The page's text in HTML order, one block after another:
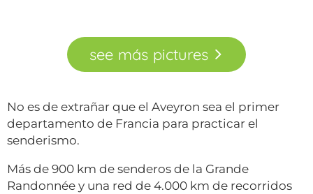
see más pictures
No es de extrañar que el Aveyron sea el primer
departamento de Francia para practicar el
senderismo.
Más de 900 km de senderos de la Grande
Randonnée y una red de 4.000 km de recorridos